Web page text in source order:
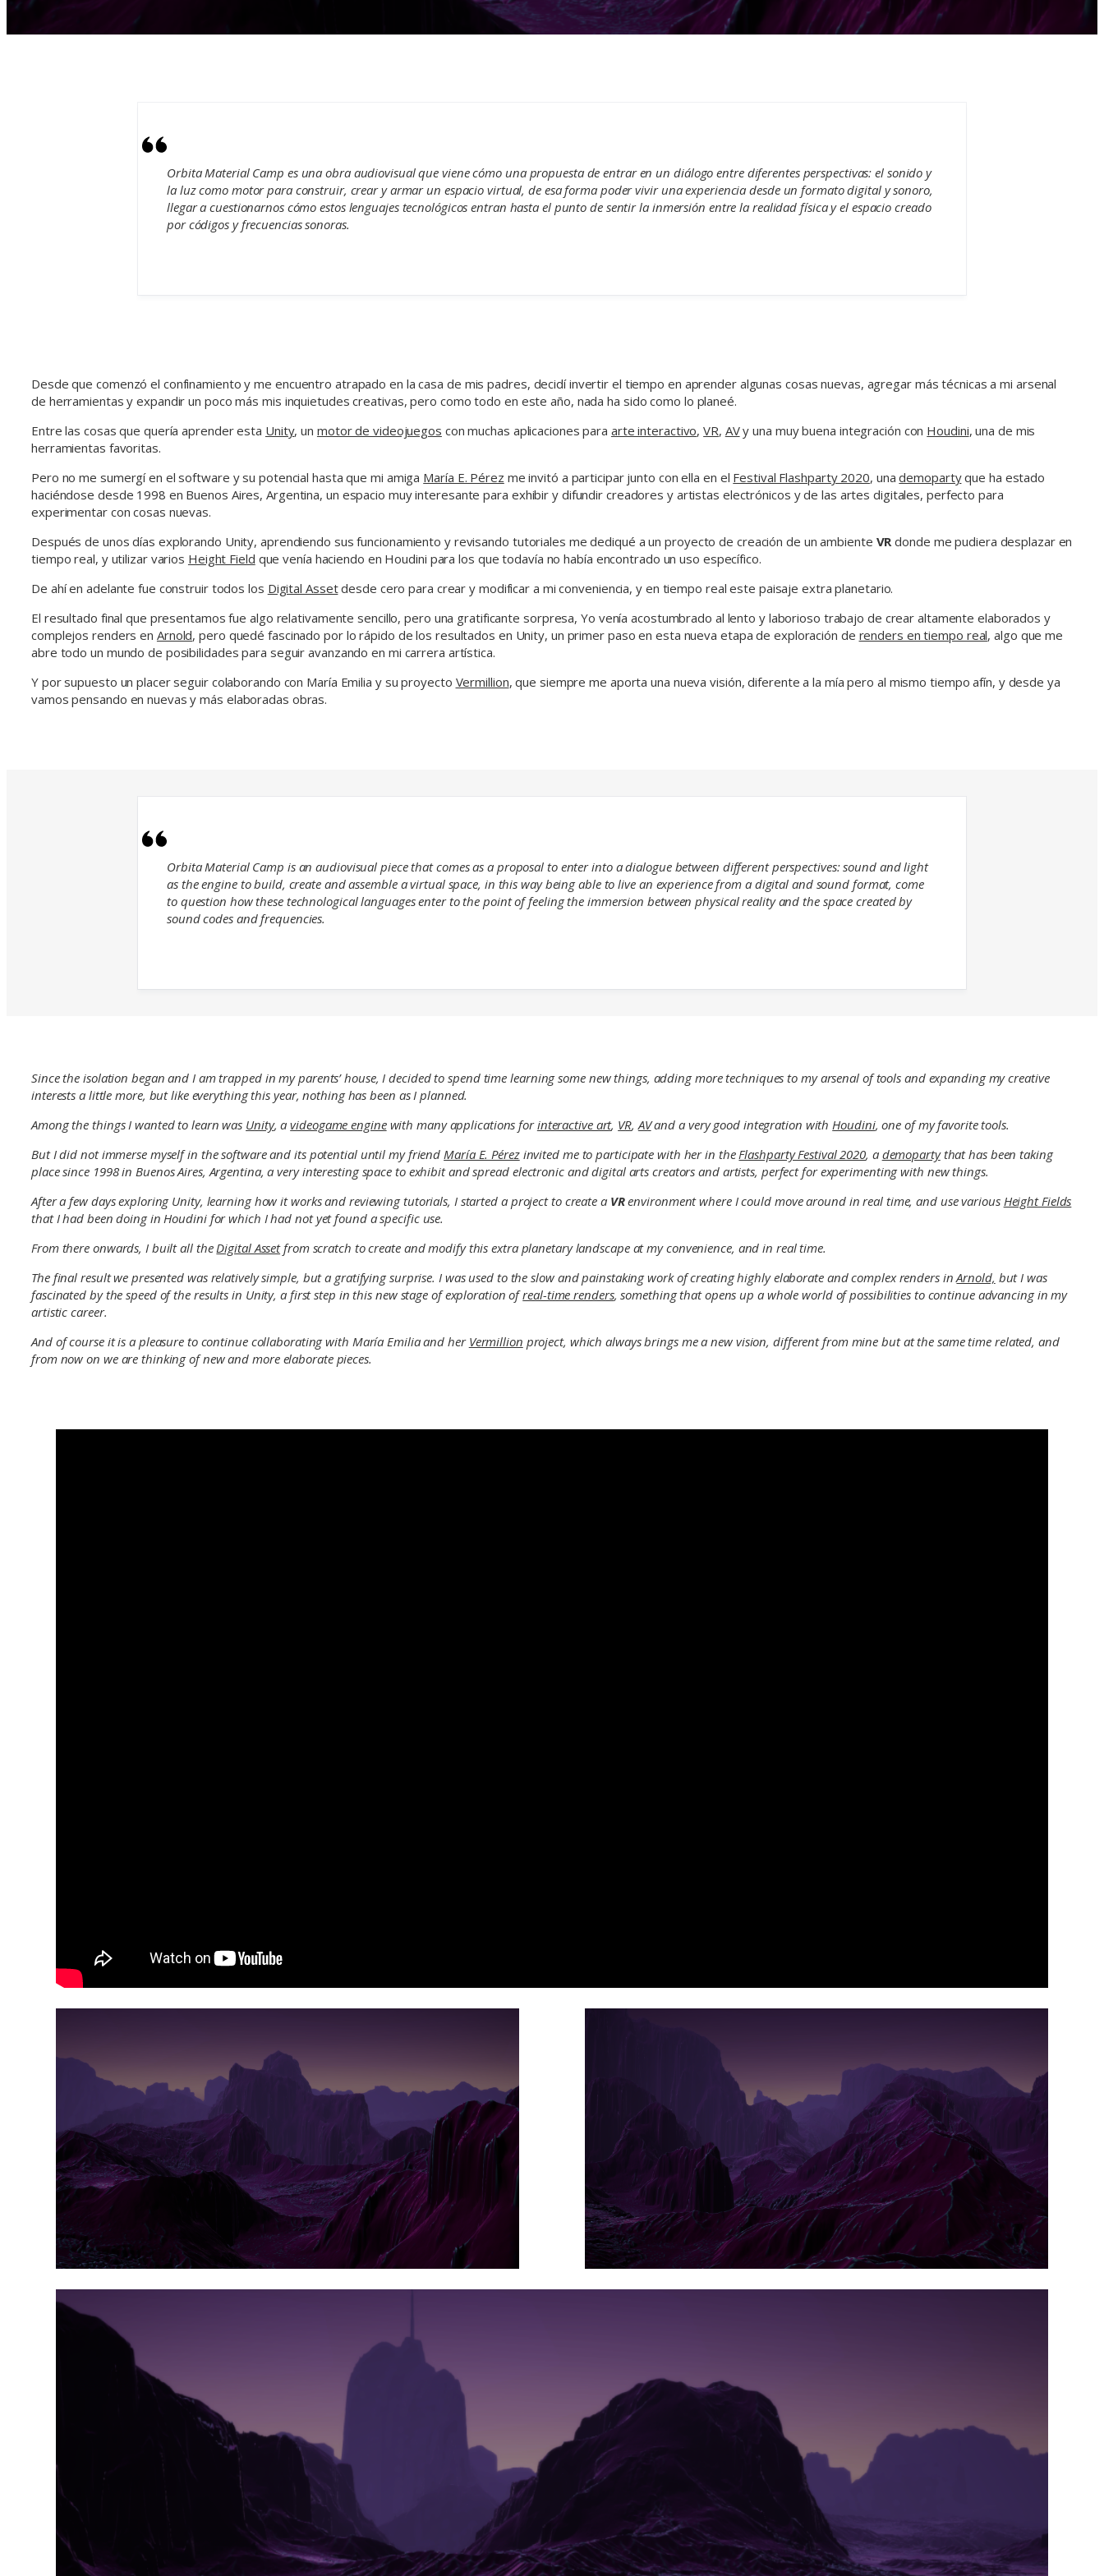
Orbita Material Camp es una obra audiovisual que viene cómo una propuesta de entrar en un diálogo entre diferentes perspectivas: el sonido y
la luz como motor para construir, crear y armar un espacio virtual, de esa forma poder vivir una experiencia desde un formato digital y sonoro,
llegar a cuestionarnos cómo estos lenguajes tecnológicos entran hasta el punto de sentir la inmersión entre la realidad física y el espacio creado
por códigos y frecuencias sonoras.
Desde que comenzó el confinamiento y me encuentro atrapado en la casa de mis padres, decidí invertir el tiempo en aprender algunas cosas nuevas, agregar más técnicas a mi arsenal
de herramientas y expandir un poco más mis inquietudes creativas, pero como todo en este año, nada ha sido como lo planeé.
Entre las cosas que quería aprender esta Unity, un motor de videojuegos con muchas aplicaciones para arte interactivo,VR, AVy una muy buena integración con Houdini, una de mis
herramientas favoritas.
Pero no me sumergí en el software y su potencial hasta que mi amiga María E. Pérez me invitó a participar junto con ella en el Festival Flashparty 2020, unademopartyque ha estado
haciéndose desde 1998 en Buenos Aires, Argentina, un espacio muy interesante para exhibir y difundir creadores y artistas electrónicos y de las artes digitales, perfecto para
experimentar con cosas nuevas.
Después de unos días explorando Unity, aprendiendo sus funcionamiento y revisando tutoriales me dediqué a un proyecto de creación de un ambiente VRdonde me pudiera desplazar en
tiempo real, y utilizar varios Height Field que venía haciendo en Houdini para los que todavía no había encontrado un uso específico.
De ahí en adelante fue construir todos los Digital Assetdesde cero para crear y modificar a mi conveniencia, y en tiempo real este paisaje extra planetario.
El resultado final que presentamos fue algo relativamente sencillo, pero una gratificante sorpresa, Yo venía acostumbrado al lento y laborioso trabajo de crear altamente elaborados y
complejos renders en Arnold, pero quedé fascinado por lo rápido de los resultados en Unity, un primer paso en esta nueva etapa de exploración de renders en tiempo real, algo que me
abre todo un mundo de posibilidades para seguir avanzando en mi carrera artística.
Y por supuesto un placer seguir colaborando con María Emilia y su proyecto Vermillion, que siempre me aporta una nueva visión, diferente a la mía pero al mismo tiempo afín, y desde ya
vamos pensando en nuevas y más elaboradas obras.
Orbita Material Camp is an audiovisual piece that comes as a proposal to enter into a dialogue between different perspectives: sound and light
as the engine to build, create and assemble a virtual space, in this way being able to live an experience from a digital and sound format, come
to question how these technological languages enter to the point of feeling the immersion between physical reality and the space created by
sound codes and frequencies.
Since the isolation began and I am trapped in my parents’ house, I decided to spend time learning some new things, adding more techniques to my arsenal of tools and expanding my creative
interests a little more, but like everything this year, nothing has been as I planned.
Among the things I wanted to learn was Unity, avideogame enginewith many applications forinteractive art, VR,AVand a very good integration withHoudini, one of my favorite tools.
But I did not immerse myself in the software and its potential until my friendMaría E. Pérezinvited me to participate with her in theFlashparty Festival 2020, a demopartythat has been taking
place since 1998 in Buenos Aires, Argentina, a very interesting space to exhibit and spread electronic and digital arts creators and artists, perfect for experimenting with new things.
After a few days exploring Unity, learning how it works and reviewing tutorials, I started a project to create a VRenvironment where I could move around in real time, and use various Height Fields
that I had been doing in Houdini for which I had not yet found a specific use.
From there onwards, I built all theDigital Assetfrom scratch to create and modify this extra planetary landscape at my convenience, and in real time.
The final result we presented was relatively simple, but a gratifying surprise. I was used to the slow and painstaking work of creating highly elaborate and complex renders inArnold, but I was
fascinated by the speed of the results in Unity, a first step in this new stage of exploration ofreal-time renders, something that opens up a whole world of possibilities to continue advancing in my
artistic career.
And of course it is a pleasure to continue collaborating with María Emilia and her Vermillion project, which always brings me a new vision, different from mine but at the same time related, and
from now on we are thinking of new and more elaborate pieces.